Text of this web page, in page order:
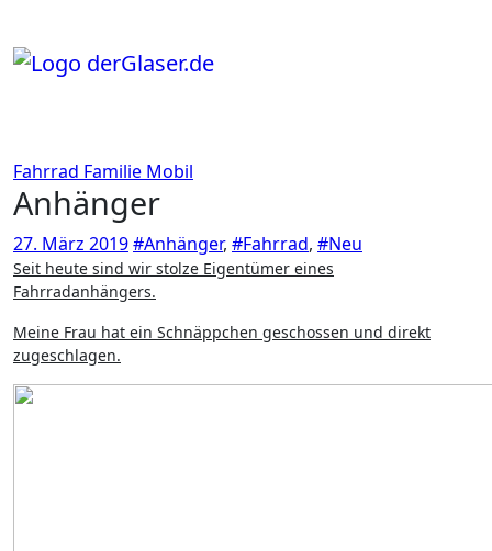
springen
Fahrrad Familie Mobil
Anhänger
27. März 2019#Anhänger, #Fahrrad, #Neu
Seit heute sind wir stolze Eigentümer eines
Fahrradanhängers.
Meine Frau hat ein Schnäppchen geschossen und direkt
zugeschlagen.